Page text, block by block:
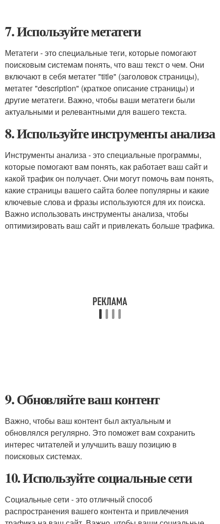
7. Используйте метатеги
Метатеги - это специальные теги, которые помогают
поисковым системам понять, что ваш текст о чем. Они
включают в себя метатег "title" (заголовок страницы),
метатег "description" (краткое описание страницы) и
другие метатеги. Важно, чтобы ваши метатеги были
актуальными и релевантными для вашего текста.
8. Используйте инструменты анализа
Инструменты анализа - это специальные программы,
которые помогают вам понять, как работает ваш сайт и
какой трафик он получает. Они могут помочь вам понять,
какие страницы вашего сайта более популярны и какие
ключевые слова и фразы используются для их поиска.
Важно использовать инструменты анализа, чтобы
оптимизировать ваш сайт и привлекать больше трафика.
9. Обновляйте ваш контент
Важно, чтобы ваш контент был актуальным и
обновлялся регулярно. Это поможет вам сохранить
интерес читателей и улучшить вашу позицию в
поисковых системах.
10. Используйте социальные сети
Социальные сети - это отличный способ
распространения вашего контента и привлечения